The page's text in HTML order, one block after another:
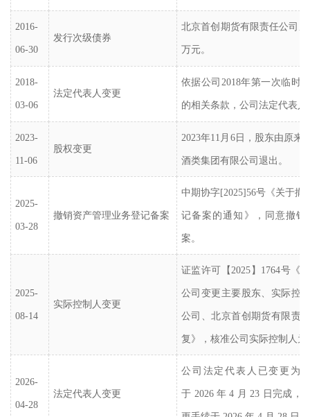
2016-
06-30
发行次级债券
北京首创期货有限责任公司
万元。
2018-
03-06
法定代表人变更
依据公司 2018年第一次临时
的相关条款，公司法定代表
2023-
11-06
股权变更
2023年11月6日，股东由原来
酒类集团有限公司退出。
2025-
03-28
撤销资产管理业务登记备案
中期协字[2025]56号《关于撤
记备案的通知》，同意撤
案。
2025-
08-14
实际控制人变更
证监许可【 2025】1764号《
公司变更主要股东、实际控
公司、北京首创期货有限责
复》，核准公司实际控制人
2026-
04-28
法定代表人变更
公司法定代表人已变更为
于 2026 年 4 月 23 日完成，